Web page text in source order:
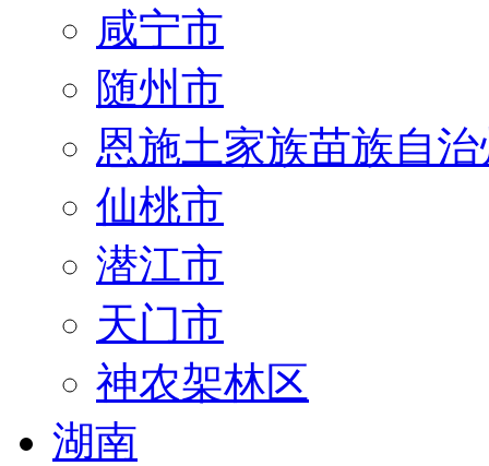
咸宁市
随州市
恩施土家族苗族自治
仙桃市
潜江市
天门市
神农架林区
湖南